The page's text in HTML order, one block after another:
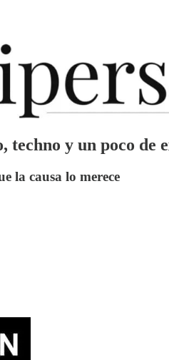
y un poco de
la causa lo merece